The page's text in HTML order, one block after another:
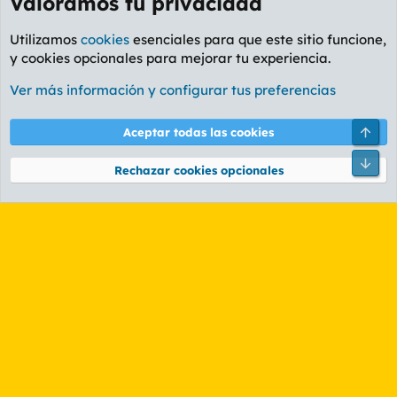
Foro General
Cookies
PL OLDSTYLE AMARILLO
Términos y reglas Política de privacidad Ayuda
Community platform by XenForo® © 2010-2026 XenForo Ltd.
Utilizamos cookies esenciales para que este sitio funcione,
y cookies opcionales para mejorar tu experiencia.
Ver más información y configurar tus preferencias
Aceptar todas las cookies
Rechazar cookies opcionales
Pie